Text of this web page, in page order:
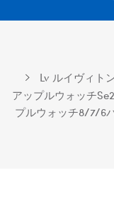
Lv ルイヴィト
アップルウォッチ
プルウォッチ8/7/6